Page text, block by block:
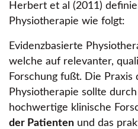
Herbert et al (2011)
Physiotherapie wie folgt:
Evidenzbasierte
welche auf relevanter,
Forschung fußt. Die Praxis
Physiotherapie sollte
hochwertige klinische
der Patienten und das